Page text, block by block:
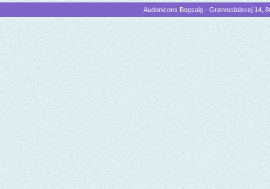
Audonicons Bogsalg - Grønnedalsvej 14,